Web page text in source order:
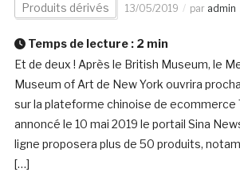
Produits dérivés 13/05/2019 par admin
Temps de lecture : 2 min
Et de deux ! Après le British Museum, le
Museum of Art de New York ouvrira
sur la plateforme chinoise de ecommerce
annoncé le 10 mai 2019 le portail Sina
ligne proposera plus de 50 produits,
[…]